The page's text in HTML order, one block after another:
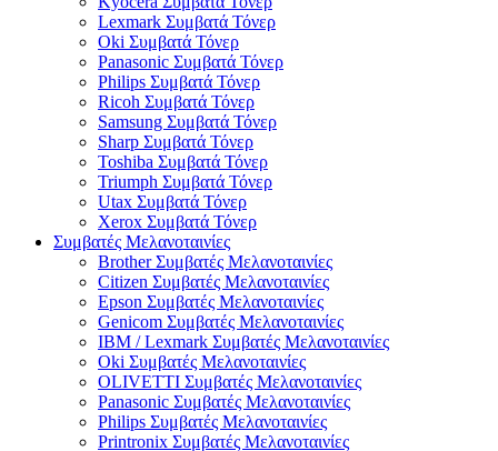
Lexmark Συμβατά Τόνερ
Oki Συμβατά Τόνερ
Panasonic Συμβατά Τόνερ
Philips Συμβατά Τόνερ
Ricoh Συμβατά Τόνερ
Samsung Συμβατά Τόνερ
Sharp Συμβατά Τόνερ
Toshiba Συμβατά Τόνερ
Triumph Συμβατά Τόνερ
Utax Συμβατά Τόνερ
Xerox Συμβατά Τόνερ
Συμβατές Μελανοταινίες
Brother Συμβατές Μελανοταινίες
Citizen Συμβατές Μελανοταινίες
Epson Συμβατές Μελανοταινίες
Genicom Συμβατές Μελανοταινίες
IBM / Lexmark Συμβατές Μελανοταινίες
Oki Συμβατές Μελανοταινίες
OLIVETTI Συμβατές Μελανοταινίες
Panasonic Συμβατές Μελανοταινίες
Philips Συμβατές Μελανοταινίες
Printronix Συμβατές Μελανοταινίες